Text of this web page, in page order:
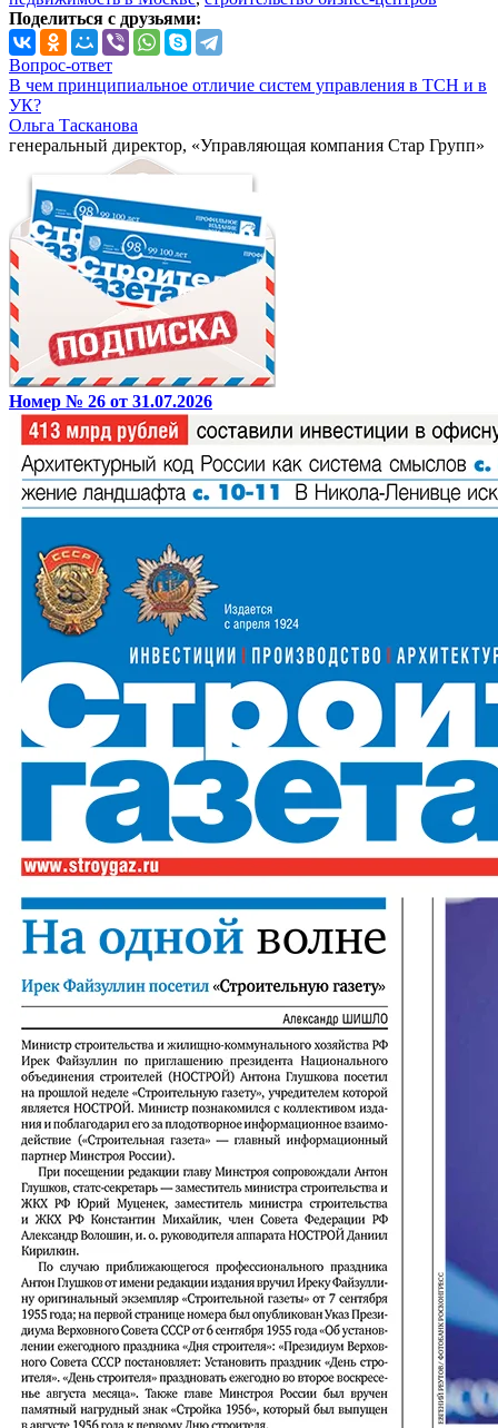
Поделиться с друзьями:
Вопрос-ответ
В чем принципиальное отличие систем управления в ТСН и в
УК?
Ольга Тасканова
генеральный директор, «Управляющая компания Стар Групп»
Номер № 26 от 31.07.2026